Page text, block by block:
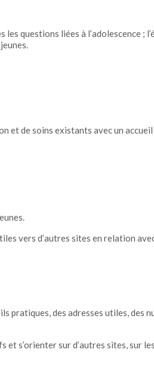
questions liées à l’adolescence ;
et de soins existants avec un accueil
vers d’autres sites en relation
pratiques, des adresses utiles, des
s’orienter sur d’autres sites, sur